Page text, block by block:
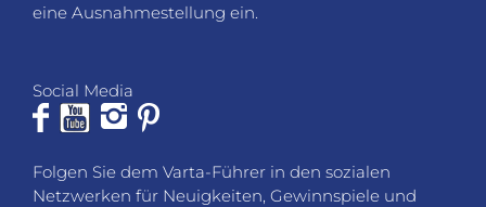
eine Ausnahmestellung ein.
Social Media
Folgen Sie dem Varta-Führer in den sozialen
Netzwerken für Neuigkeiten, Gewinnspiele und